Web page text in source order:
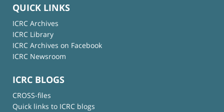
QUICK LINKS
ICRC Archives
ICRC Library
ICRC Archives on Facebook
ICRC Newsroom
ICRC BLOGS
CROSS-files
Quick links to ICRC blogs